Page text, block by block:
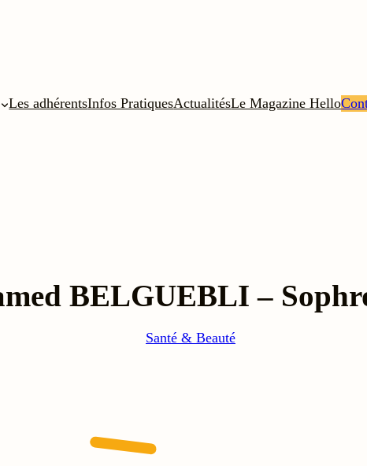
Les adhérentsInfos PratiquesActualitésLe Magazine Hello
BELGUEBLI –
Santé & Beauté